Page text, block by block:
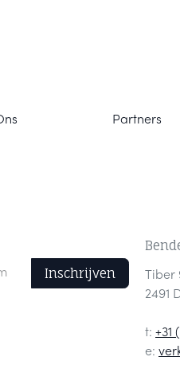
Inschrijven
Tiber
2491
t: +31
e:
Partners